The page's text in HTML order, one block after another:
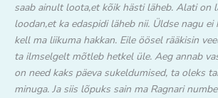
saab ainult loota,et kõik hästi läheb. Alati on
loodan,et ka edaspidi läheb nii. Üldse nagu
kell ma liikuma hakkan. Eile öösel rääkisin
ta ilmselgelt mõtleb hetkel üle. Aeg annab
on need kaks päeva sukeldumised, ta oleks
minuga. Ja siis lõpuks sain ma Ragnari